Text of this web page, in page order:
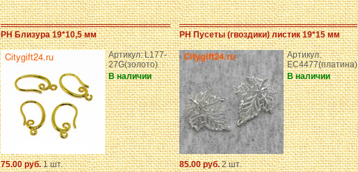
PH Близура 19*10,5 мм
Артикул: L177-
27G(золото)
В наличии
75.00 руб.1 шт.
PH Пусеты (гвоздики) листик 19*15 мм
Артикул:
EC4477(платина)
В наличии
85.00 руб.2 шт.